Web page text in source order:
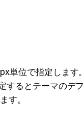
単位で指定します
するとテーマのデフ
す。